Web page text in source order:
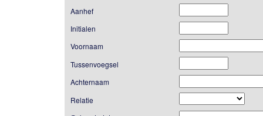
Aanhef
Initialen
Voornaam
Tussenvoegsel
Achternaam
Relatie